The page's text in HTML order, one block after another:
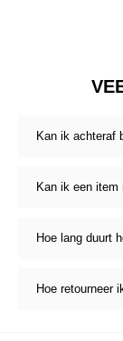
Kan ik achteraf
Kan ik een item
Hoe lang duurt
Hoe retourneer